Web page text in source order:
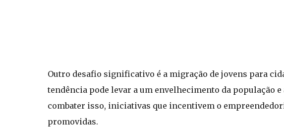
Outro desafio significativo é a migração de jovens para
tendência pode levar a um envelhecimento da população
combater isso, iniciativas que incentivem o
promovidas.